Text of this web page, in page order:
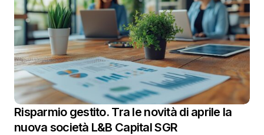
Risparmio gestito. Tra le novità di aprile la
nuova società L&B Capital SGR